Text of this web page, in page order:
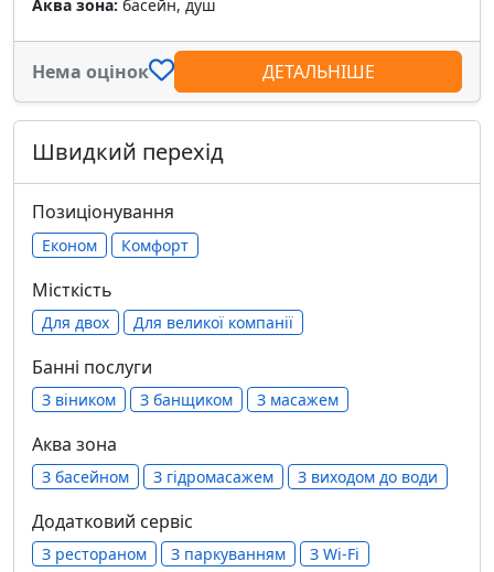
Аква зона: басейн, душ
Нема оцінок ДЕТАЛЬНІШЕ
Швидкий перехід
Позиціонування
Економ Комфорт
Місткість
Для двох Для великої компанії
Банні послуги
З віником З банщиком З масажем
Аква зона
З басейном З гідромасажем З виходом до води
Додатковий сервіс
З рестораном З паркуванням З Wi-Fi